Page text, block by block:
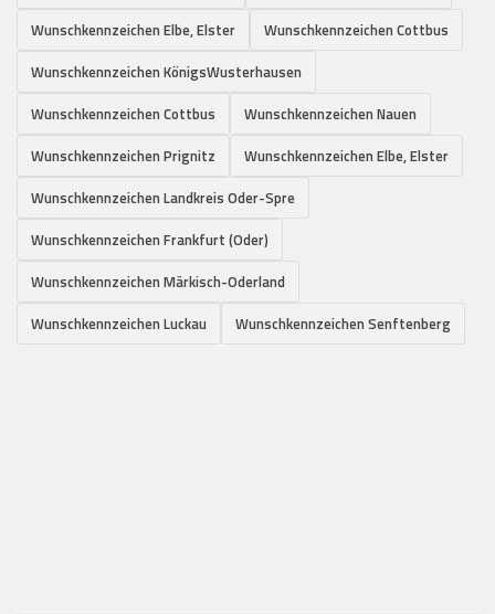
Wunschkennzeichen Elbe, Elster
Wunschkennzeichen Cottbus
Wunschkennzeichen KönigsWusterhausen
Wunschkennzeichen Cottbus
Wunschkennzeichen Nauen
Wunschkennzeichen Prignitz
Wunschkennzeichen Elbe, Elster
Wunschkennzeichen Landkreis Oder-Spre
Wunschkennzeichen Frankfurt (Oder)
Wunschkennzeichen Märkisch-Oderland
Wunschkennzeichen Luckau
Wunschkennzeichen Senftenberg